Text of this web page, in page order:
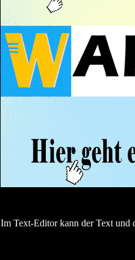
Im Text-Editor kann der Text und